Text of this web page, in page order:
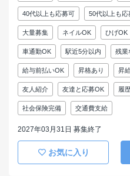
40代以上も応募可 50代以上も応
大量募集 ネイルOK ひげOK
車通勤OK 駅近5分以内 残業
給与前払いOK 昇格あり 昇
友人紹介 友達と応募OK 履
社会保険完備 交通費支給
2027年03月31日 募集終了
お気に入り